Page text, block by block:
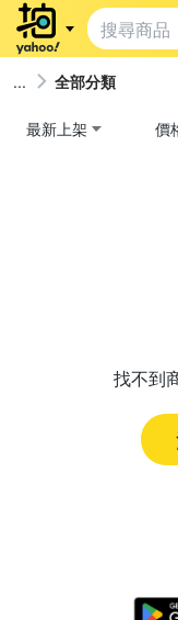
全部分類
最新上架 價
找不到